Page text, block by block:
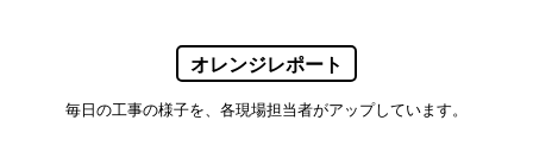
オレンジレポート
毎日の工事の様子を、各現場担当者がアップしています。